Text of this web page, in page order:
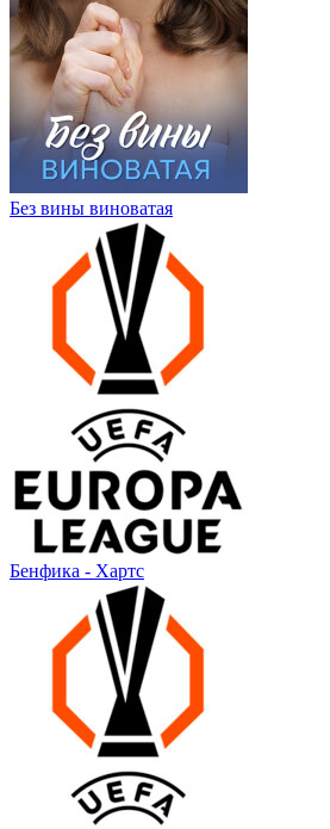
Без вины виноватая
Бенфика - Хартс